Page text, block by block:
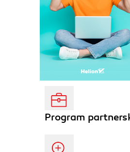
Program